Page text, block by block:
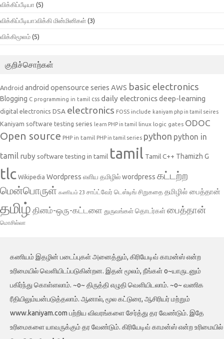
விக்கிப்பீடியா (5)
விக்கிப்பீடியா:விக்கி மின்மினிகள் (3)
விக்கிமூலம் (5)
குறிச்சொற்கள்
Android android opensource series AWS basic electronics
Blogging C programming in tamil css daily electronicsdeep-learning
digital electronics DSA electronics FOSS include kaniyam php in tamil seires
Kaniyam software testing series learn PHP in tamil linux logic gates ODOC
Open source PHP in tamil PHP in tamil series python python in
tamil ruby software testing in tamil tamil Tamil C++ Thamizh G
tlc Wikipedia Wordpress எளிய தமிழில் wordpress கட்டற்ற
மென்பொருள் கணியம் 23 சாப்ட்வேர் டெஸ்டிங் சிறுகதை தமிழில் பைத்தான்
தமிழ் தினம்-ஒரு-கட்டளை துருவங்கள் தொடர்கள்பைத்தான்
மொசில்லா
கணியம் இதழின் படைப்புகள் அனைத்தும், கிரியேடிவ் காமன்ஸ் என்ற
உரிமையில் வெளியிடப்படுகின்றன. இதன் மூலம், நீங்கள் o~யாருடனும்
பகிர்ந்து கொள்ளலாம். ~o~ திருத்தி எழுதி வெளியிடலாம். ~o~ வணிக
ரீதியிலும்யன்படுத்தலாம். ஆனால், மூல கட்டுரை, ஆசிரியர் மற்றும்
www.kaniyam.com பற்றிய விவரங்களை சேர்த்து தர வேண்டும். இதே
உரிமைகளை யாவருக்கும் தர வேண்டும். கிரியேடிவ் காமன்ஸ் என்ற உரிமையில்